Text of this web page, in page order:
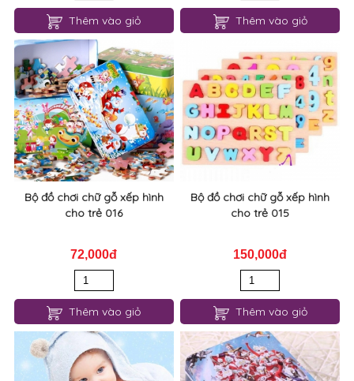
Thêm vào giỏ Thêm vào giỏ
Bộ đồ chơi chữ gỗ xếp hình
cho trẻ 016
72,000đ
Thêm vào giỏ
Bộ đồ chơi chữ gỗ xếp hình
cho trẻ 015
150,000đ
Thêm vào giỏ